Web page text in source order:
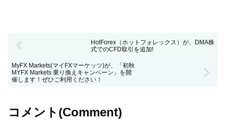
HotForex（ホットフォレックス）が、DMA株
式でのCFD取引を追加!
MyFX Markets(マイFXマーケッツ)が、「初秋
MYFX Markets 乗り換えキャンペーン」を開
催します！ぜひご利用ください！
コメント(Comment)